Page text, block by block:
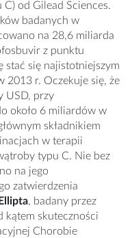
od Gilead Sciences.
badanych w
na 28,6 miliarda
z punktu
stać się najistotniejszym
2013 r. Oczekuje się, że
USD, przy
około 6 miliardów w
składnikiem
w terapii
typu C. Nie bez
na jego
zatwierdzenia
, badany przez
kątem skuteczności
Chorobie